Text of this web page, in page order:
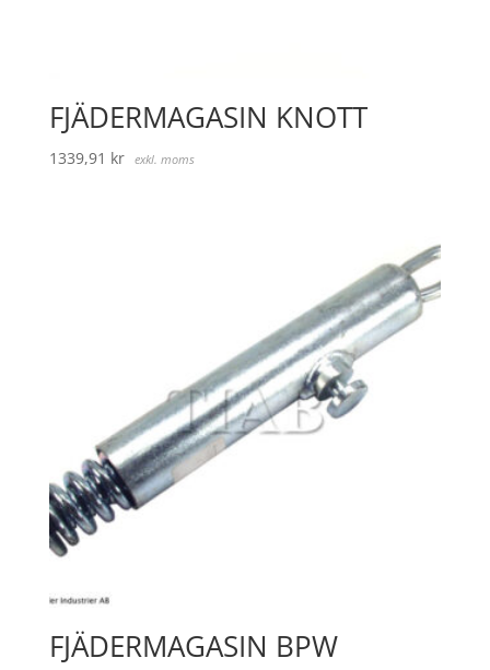
FJÄDERMAGASIN KNOTT
1339,91 kr exkl. moms
FJÄDERMAGASIN BPW